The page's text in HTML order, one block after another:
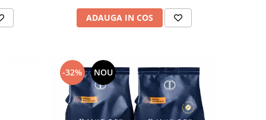
ADAUGA IN COS
-32% NOU